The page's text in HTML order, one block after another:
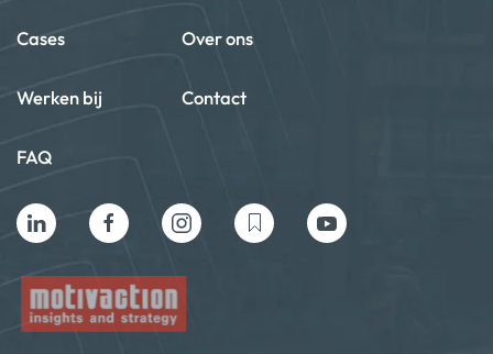
Cases Over ons
Werken bij Contact
FAQ